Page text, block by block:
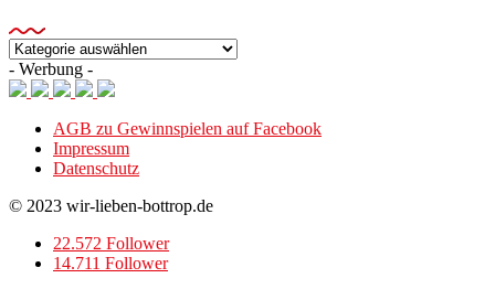
Kategorien
- Werbung -
AGB zu Gewinnspielen auf Facebook
Impressum
Datenschutz
© 2023 wir-lieben-bottrop.de
22.572 Follower
14.711 Follower